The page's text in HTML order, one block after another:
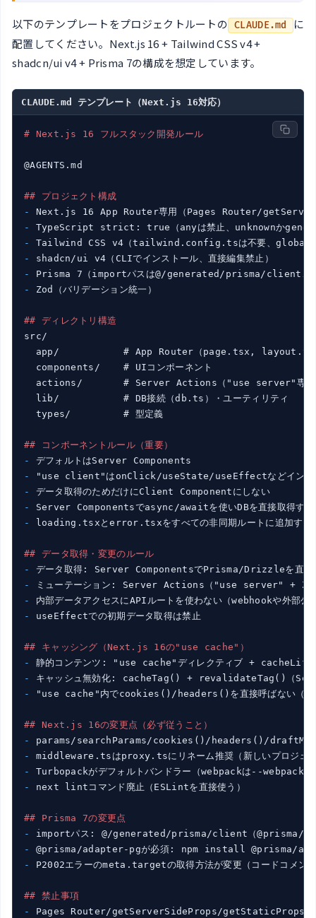
以下のテンプレートをプロジェクトルートの CLAUDE.md
に
配置してください。Next.js 16 + Tailwind CSS v4 +
shadcn/ui v4 + Prisma 7の構成を想定しています。
CLAUDE.md テンプレート（Next.js 16対応）
# Next.js 16 フルスタック開発ルール
@AGENTS.md
## プロジェクト構成
-
-
-
-
-
- Zod（バリデーション統一）
## ディレクトリ構造
src/
app/           # App Router（page.tsx,
  components/    # UIコンポーネント
actions/       # Server Actions（"use server"専用
  lib/           # DB接続（db.ts）・ユーティリティ
  types/         # 型定義
## コンポーネントルール（重要）
-
-
-
データ取得のためだけにClient Componentにしない
-
-
loading.tsxとerror.tsxをすべての非同期ルートに追加する
## データ取得・変更のルール
-
-
-
- useEffectでの初期データ取得は禁止
## キャッシング（Next.js 16の"use cache"）
-
-
-
"use cache"内でcookies()/headers()を直接呼ばない（外で
## Next.js 16の変更点（必ず従うこと）
-
-
-
- next lintコマンド廃止（ESLintを直接使う）
## Prisma 7の変更点
-
-
- P2002エラーのmeta.targetの取得方法が変更（コードコメン
## 禁止事項
-